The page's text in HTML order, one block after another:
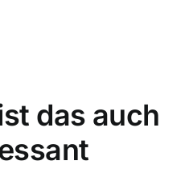
das auch